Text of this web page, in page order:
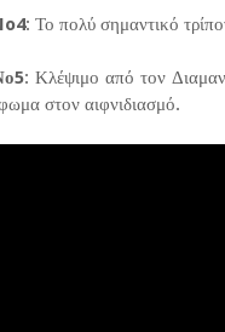
: Το πολύ σημαντικό
: Κλέψιμο από τον
στον αιφνιδιασμό.